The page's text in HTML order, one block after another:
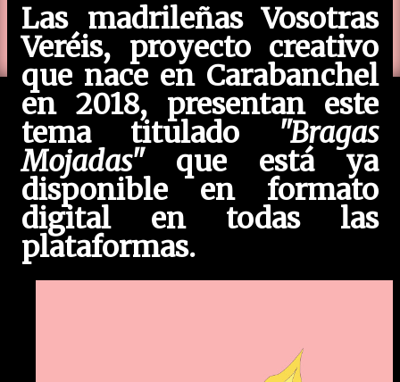
Las madrileñas Vosotras
Veréis, proyecto creativo
que nace en Carabanchel
en 2018, presentan este
tema titulado "Bragas
Mojadas"que está ya
disponible en formato
digital en todas las
plataformas.